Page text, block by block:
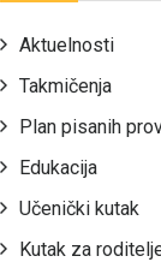
Aktuelnosti
Takmičenja
Plan pisanih
Edukacija
Učenički kutak
Kutak za